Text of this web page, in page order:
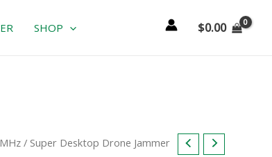
SHOP $0.00
/ Super Desktop Drone Jammer